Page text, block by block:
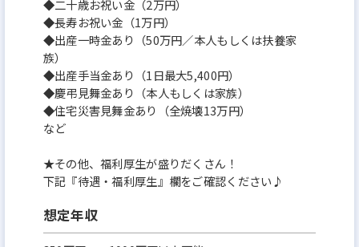
◆二十歳お祝い金（2万円）
◆長寿お祝い金（1万円）
◆出産一時金あり（50万円／本人もしくは扶養家
族）
◆出産手当金あり（1日最大5,400円）
◆慶弔見舞金あり（本人もしくは家族）
◆住宅災害見舞金あり（全焼壊13万円）
など
★その他、福利厚生が盛りだくさん！
下記『待遇・福利厚生』欄をご確認ください♪
想定年収